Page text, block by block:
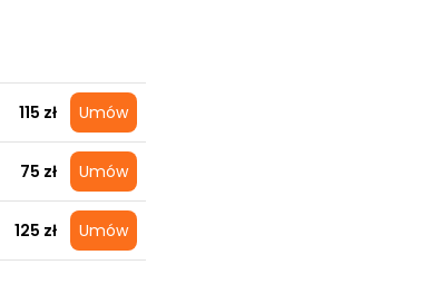
115 zł Umów
75 zł Umów
125 zł Umów